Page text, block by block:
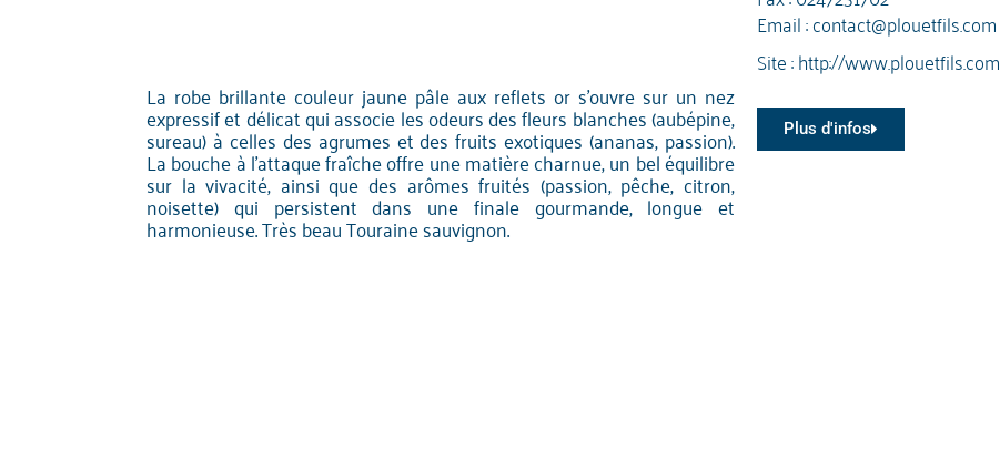
La robe brillante couleur jaune pâle aux reflets or s'ouvre sur un nez
expressif et délicat qui associe les odeurs des fleurs blanches (aubépine,
sureau) à celles des agrumes et des fruits exotiques (ananas, passion).
La bouche à l'attaque fraîche offre une matière charnue, un bel équilibre
sur la vivacité, ainsi que des arômes fruités (passion, pêche, citron,
noisette) qui persistent dans une finale gourmande, longue et
harmonieuse. Très beau Touraine sauvignon.
Email :contact@plouetfils.com
Site :http://www.plouetfils.com
Plus d'infos